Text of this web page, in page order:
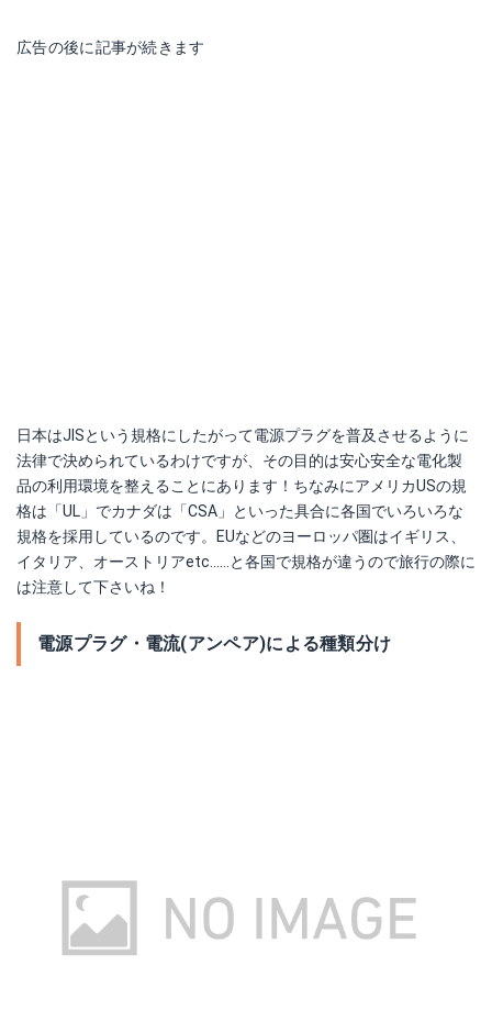
広告の後に記事が続きます
日本はJISという規格にしたがって電源プラグを普及させるように
法律で決められているわけですが、その目的は安心安全な電化製
品の利用環境を整えることにあります！ちなみにアメリカUSの規
格は「UL」でカナダは「CSA」といった具合に各国でいろいろな
規格を採用しているのです。EUなどのヨーロッパ圏はイギリス、
イタリア、オーストリアetc……と各国で規格が違うので旅行の際に
は注意して下さいね！
電源プラグ・電流(アンペア)による種類分け